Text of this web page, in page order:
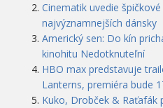
Cinematik uvedie
najvýznamnejších dánsky
Americký sen: Do kín
kinohitu Nedotknuteľní
HBO max predstavuje
Lanterns, premiéra bude
Kuko, Drobček & Raťafák